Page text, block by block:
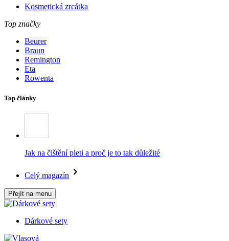
Kosmetická zrcátka
Top značky
Beurer
Braun
Remington
Eta
Rowenta
Top články
Jak na čištění pleti a proč je to tak důležité
Celý magazín
Přejít na menu
Dárkové sety